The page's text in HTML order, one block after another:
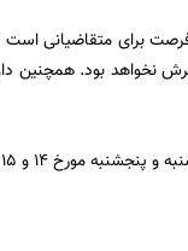
برای متقاضیانی
نخواهد بود. همچنین